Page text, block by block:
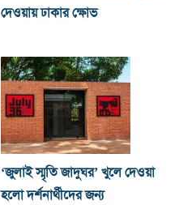
দেওয়ায় ঢাকার ক্ষোভ
‘জুলাই স্মৃতি জাদুঘর’ খুলে দেওয়া
হলো দর্শনার্থীদের জন্য